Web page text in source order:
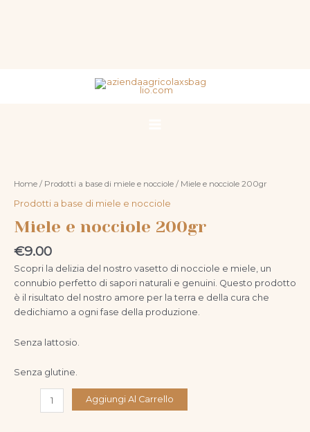
Main
Home / Prodotti a base di miele e nocciole / Miele e nocciole 200gr
Prodotti a base di miele e nocciole
Miele e nocciole 200gr
€9.00
Scopri la delizia del nostro vasetto di nocciole e miele, un
connubio perfetto di sapori naturali e genuini. Questo prodotto
è il risultato del nostro amore per la terra e della cura che
dedichiamo a ogni fase della produzione.
Senza lattosio.
Senza glutine.
nocciole
quantità
Aggiungi Al Carrello